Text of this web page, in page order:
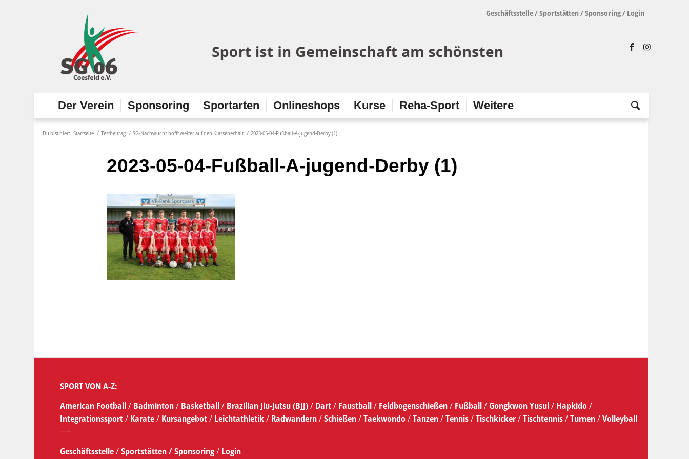
Geschäftsstelle/Sportstätten /Sponsoring/ Login
Der Verein Sponsoring Sportarten Onlineshops Kurse Reha-Sport Weitere
Du bist hier: Startseite / Testbeitrag / SG-Nachwuchs hofft weiter auf den Klassenerhalt / 2023-05-04-Fußball-A-jugend-Derby (1)
2023-05-04-Fußball-A-jugend-Derby (1)
SPORT VON A-Z:
American Football/ Badminton/ Basketball/ Brazilian Jiu-Jutsu (BJJ)/ Dart/ Faustball/ Feldbogenschießen/ Fußball/Gongkwon Yusul/ Hapkido/
Integrationssport/ Karate/ Kursangebot/ Leichtathletik/ Radwandern/Schießen/Taekwondo/Tanzen/Tennis/Tischkicker/Tischtennis/Turnen/Volleyball
—-
Geschäftsstelle/Sportstätten /Sponsoring/ Login